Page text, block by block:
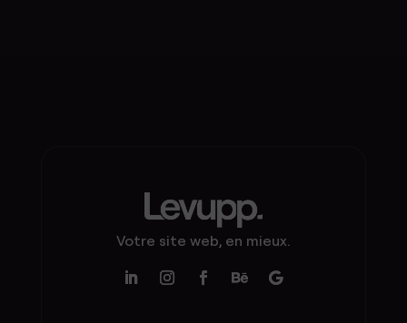
Votre site web, en mieux.